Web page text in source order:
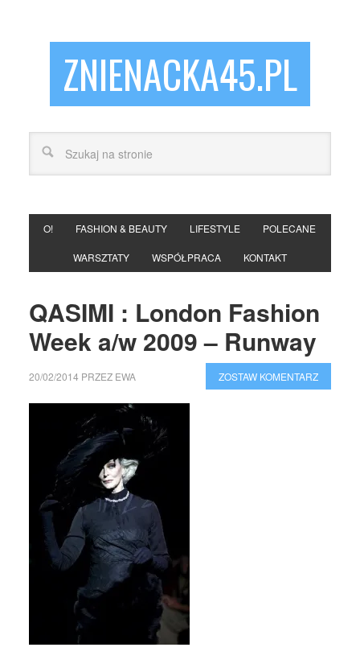
ZNIENACKA45.PL
O! FASHION & BEAUTY LIFESTYLE POLECANE
WARSZTATY WSPÓŁPRACA KONTAKT
QASIMI : London Fashion
Week a/w 2009 – Runway
20/02/2014 PRZEZ EWA ZOSTAW KOMENTARZ